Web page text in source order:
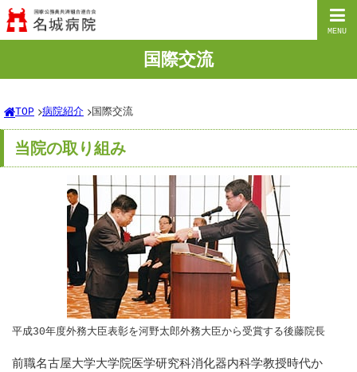
MENU
国際交流
TOP 病院紹介 国際交流
当院の取り組み
平成30年度外務大臣表彰を河野太郎外務大臣から受賞する後藤院長
前職名古屋大学大学院医学研究科消化器内科学教授時代か